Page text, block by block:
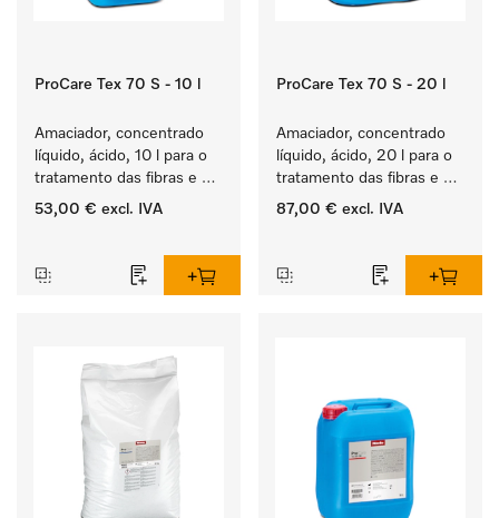
ProCare Tex 70 S - 10 l
Amaciador, concentrado
líquido, ácido, 10 l para o
tratamento das fibras e
uma suavidade duradoura
53,00 € excl. IVA
ProCare Tex 70 S - 20 l
Amaciador, concentrado
líquido, ácido, 20 l para o
tratamento das fibras e
uma suavidade duradoura
87,00 € excl. IVA